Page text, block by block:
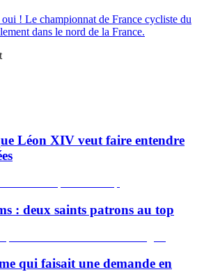
! Le championnat de France cycliste du
dans le nord de la France.
Léon XIV veut faire entendre
: deux saints patrons au top
qui faisait une demande en